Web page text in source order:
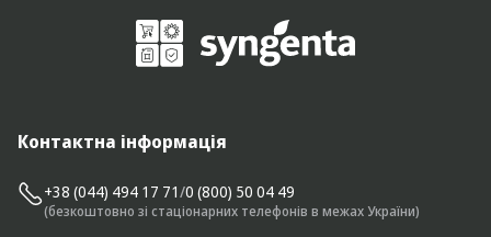
Контактна інформація
+38 (044) 494 17 71/0 (800) 50 04 49
(безкоштовно зі стаціонарних телефонів в межах України)